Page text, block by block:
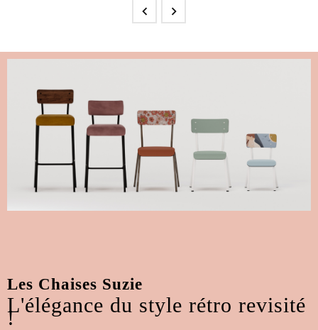
 
Les Chaises Suzie
L'élégance du style rétro revisité
!